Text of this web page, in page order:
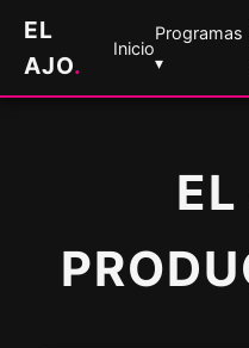
EL
AJO.
Inicio
Programas
▾